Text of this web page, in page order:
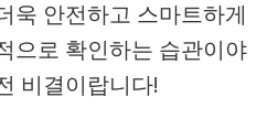
욱 안전하고 스마트하게
으로 확인하는 습관이야
비결이랍니다!